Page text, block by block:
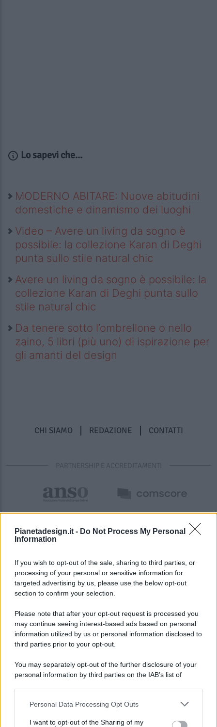
Pianetadesign.it - Do Not Process My Personal
Information
If you wish to opt-out of the sale, sharing to third parties, or
processing of your personal or sensitive information for
targeted advertising by us, please use the below opt-out
section to confirm your selection.
Please note that after your opt-out request is processed you
may continue seeing interest-based ads based on personal
information utilized by us or personal information disclosed to
third parties prior to your opt-out.
You may separately opt-out of the further disclosure of your
personal information by third parties on the IAB’s list of
This information may also be disclosed by us to third parties
Personal Data Processing Opt Outs
I want to opt-out of the Sharing of my
Lo sapevi che...
MODERNO ABITARE: Nuove abitudini
domestiche e dinamismo dei luoghi
Video – Avere un living da sogno è
possibile: la collezione Karan di Deghi
punta sullo stile natural chic
Avere un living da sogno è possibile: la
collezione Karan di Deghi punta sullo
stile natural chic
Da tenere sotto l’ombrellone o nello
zaino, 5 libri (più uno) di ispirazione per
gli amanti del design
CHI SIAMO REDAZIONE CONTATTI
PARTNERSHIP E ACCREDITAMENTI
© 2026 - Pianeta Design - P.IVA 04827280654 - Testata
Registrata Al Tribunale Di Nocera Inferiore N. 8/2020 - RG N.
ISCRIZIONE AL ROC N. 35792 – ISCRITTA ALL’ANSO
(ASSOCIAZIONE NAZIONALE STAMPA ONLINE)
PREFERENZE PRIVACY